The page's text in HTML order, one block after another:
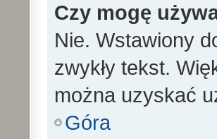
Czy mogę
Nie. Wstawiony
zwykły tekst.
można uzyskać
Góra